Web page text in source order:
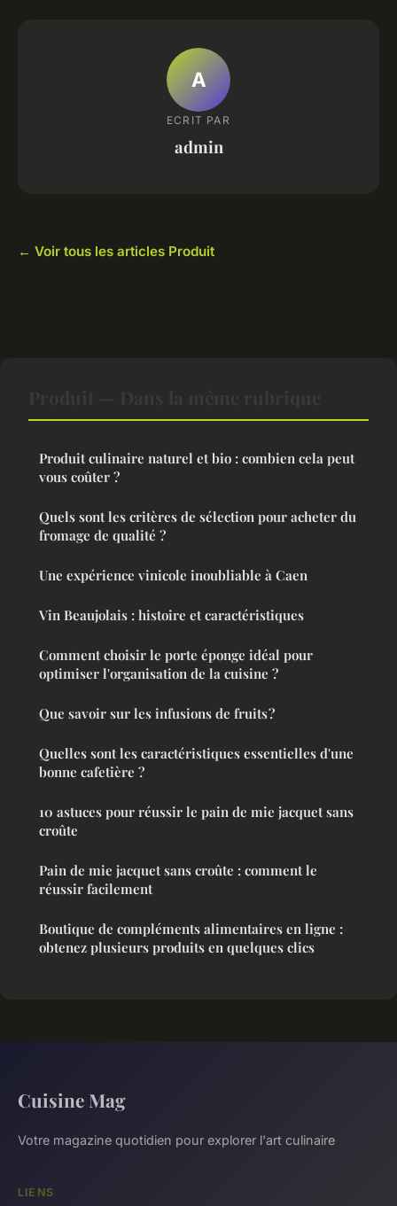
A
ECRIT PAR
admin
← Voir tous les articles Produit
Produit culinaire naturel et bio : combien cela peut
vous coûter ?
Quels sont les critères de sélection pour acheter du
fromage de qualité ?
Une expérience vinicole inoubliable à Caen
Vin Beaujolais : histoire et caractéristiques
Comment choisir le porte éponge idéal pour
optimiser l'organisation de la cuisine ?
Que savoir sur les infusions de fruits ?
Quelles sont les caractéristiques essentielles d'une
bonne cafetière ?
10 astuces pour réussir le pain de mie jacquet sans
croûte
Pain de mie jacquet sans croûte : comment le
réussir facilement
Boutique de compléments alimentaires en ligne :
obtenez plusieurs produits en quelques clics
Cuisine Mag
Votre magazine quotidien pour explorer l'art culinaire
LIENS